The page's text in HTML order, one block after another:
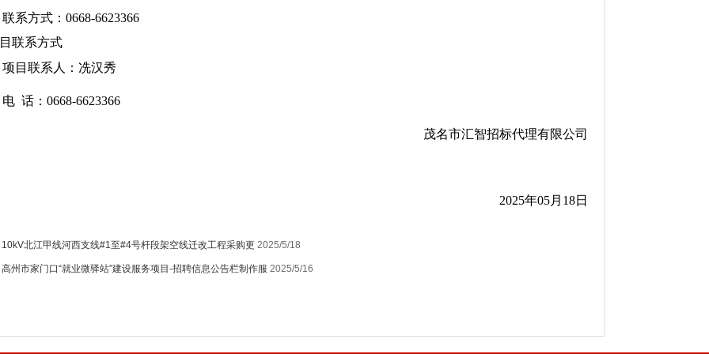
联系方式： 0668-6623366
联系方式
项目联系人： 冼汉秀
电 话： 0668-6623366
茂名市汇智招标代理有限公司
2025年05月18日
10kV北江甲线河西支线#1至#4号杆段架空线迁改工程采购更 2025/5/18
高州市家门口“就业微驿站”建设服务项目-招聘信息公告栏制作服 2025/5/16